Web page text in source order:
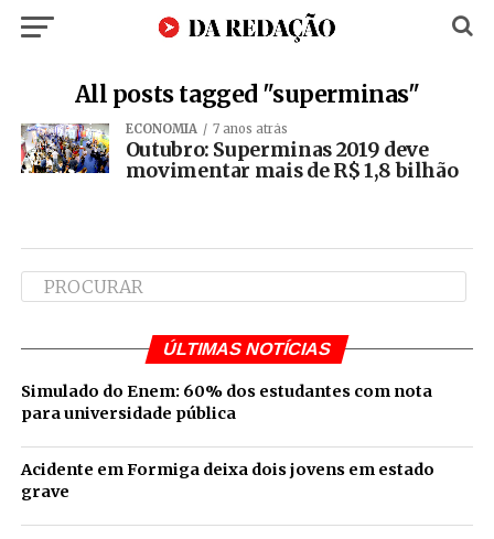
All posts tagged "superminas"
ECONOMIA 7 anos atrás
Outubro: Superminas 2019 deve
movimentar mais de R$ 1,8 bilhão
ÚLTIMAS NOTÍCIAS
Simulado do Enem: 60% dos estudantes com nota
para universidade pública
Acidente em Formiga deixa dois jovens em estado
grave